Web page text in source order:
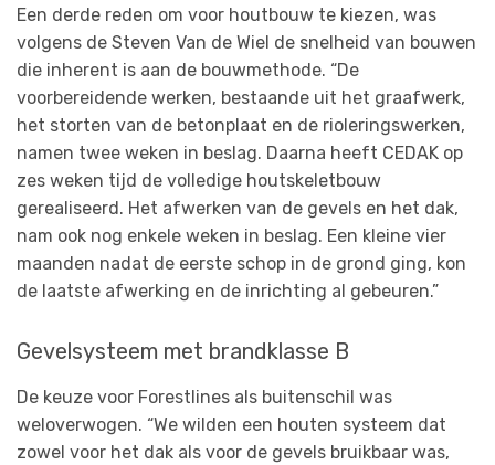
Een derde reden om voor houtbouw te kiezen, was
volgens de Steven Van de Wiel de snelheid van bouwen
die inherent is aan de bouwmethode. “De
voorbereidende werken, bestaande uit het graafwerk,
het storten van de betonplaat en de rioleringswerken,
namen twee weken in beslag. Daarna heeft CEDAK op
zes weken tijd de volledige houtskeletbouw
gerealiseerd. Het afwerken van de gevels en het dak,
nam ook nog enkele weken in beslag. Een kleine vier
maanden nadat de eerste schop in de grond ging, kon
de laatste afwerking en de inrichting al gebeuren.”
Gevelsysteem met brandklasse B
De keuze voor Forestlines als buitenschil was
weloverwogen. “We wilden een houten systeem dat
zowel voor het dak als voor de gevels bruikbaar was,